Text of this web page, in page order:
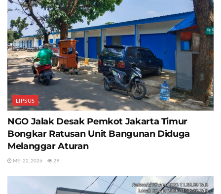
LIPSUS
NGO Jalak Desak Pemkot Jakarta Timur
Bongkar Ratusan Unit Bangunan Diduga
Melanggar Aturan
MEI 22, 2026 29